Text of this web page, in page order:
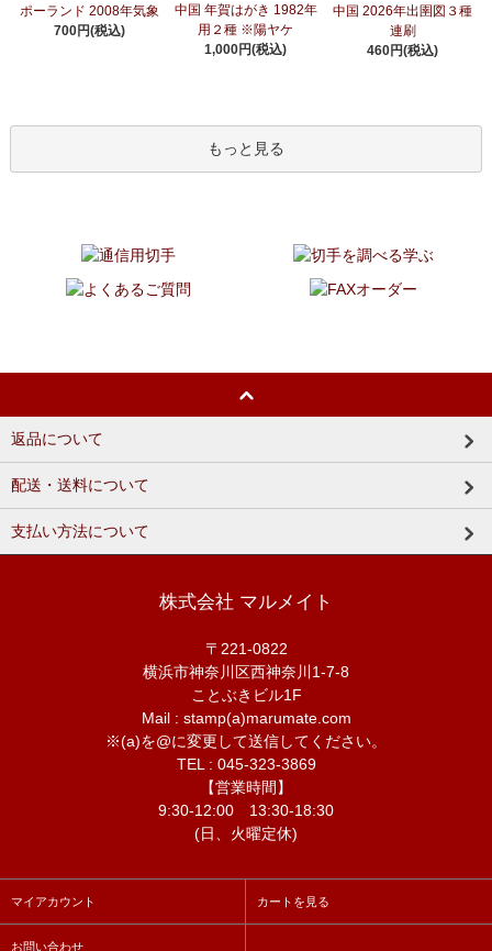
ポーランド 2008年気象
700円(税込)
中国 年賀はがき 1982年
用２種 ※陽ヤケ
1,000円(税込)
中国 2026年出圉図３種
連刷
460円(税込)
もっと見る
返品について
配送・送料について
支払い方法について
株式会社 マルメイト
〒221-0822
横浜市神奈川区西神奈川1-7-8
ことぶきビル1F
Mail : stamp(a)marumate.com
※(a)を@に変更して送信してください。
TEL : 045-323-3869
【営業時間】
9:30-12:00 13:30-18:30
(日、火曜定休)
マイアカウント カートを見る
お問い合わせ